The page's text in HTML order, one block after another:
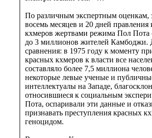
По различным экспертным оценкам,
восемь месяцев и 20 дней правления
кхмеров жертвами режима Пол Пота
до 3 миллионов жителей Камбоджи.
сравнения: в 1975 году к моменту
красных кхмеров к власти все
составляло более 7,5 миллиона
некоторые левые ученые и
интеллектуалы на Западе,
относившиеся к социальным
Пота, оспаривали эти данные и
признавать преступления красных
геноцидом.